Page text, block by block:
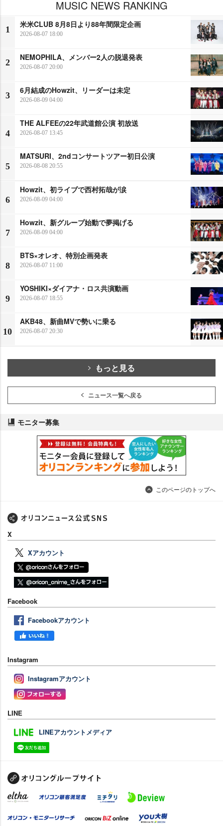
MUSIC NEWS RANKING
1
米米CLUB 8月8日より88年間限定企画
2026-08-07 18:00
2
NEMOPHILA、メンバー2人の脱退発表
2026-08-07 20:00
3
6月結成のHowzit、リーダーは未定
2026-08-09 04:00
4
THE ALFEEの22年武道館公演 初放送
2026-08-07 13:45
5
MATSURI、2ndコンサートツアー初日公演
2026-08-08 20:55
6
Howzit、初ライブで西村拓哉が涙
2026-08-09 04:00
7
Howzit、新グループ始動で夢掲げる
2026-08-09 04:00
8
BTS×オレオ、特別企画発表
2026-08-07 11:00
9
YOSHIKI×ダイアナ・ロス共演動画
2026-08-07 18:55
10
AKB48、新曲MVで勢いに乗る
2026-08-07 20:30
もっと見る
ニュース一覧へ戻る
モニター募集
このページのトップへ
X
Xアカウント
Facebook
Facebookアカウント
Instagram
Instagramアカウント
LINE
LINEアカウントメディア